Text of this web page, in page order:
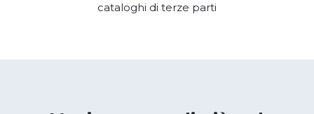
cataloghi di terze parti